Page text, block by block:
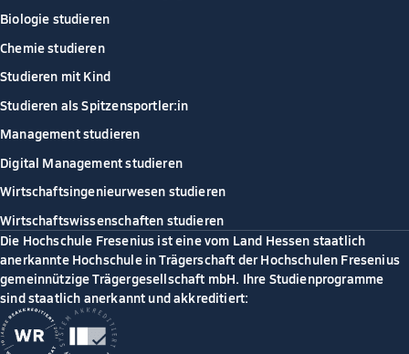
Biologie studieren
Chemie studieren
Studieren mit Kind
Studieren als Spitzensportler:in
Management studieren
Digital Management studieren
Wirtschaftsingenieurwesen studieren
Wirtschaftswissenschaften studieren
Die Hochschule Fresenius ist eine vom Land Hessen staatlich
anerkannte Hochschule in Trägerschaft der Hochschulen Fresenius
gemeinnützige Trägergesellschaft mbH. Ihre Studienprogramme
sind staatlich anerkannt und akkreditiert: